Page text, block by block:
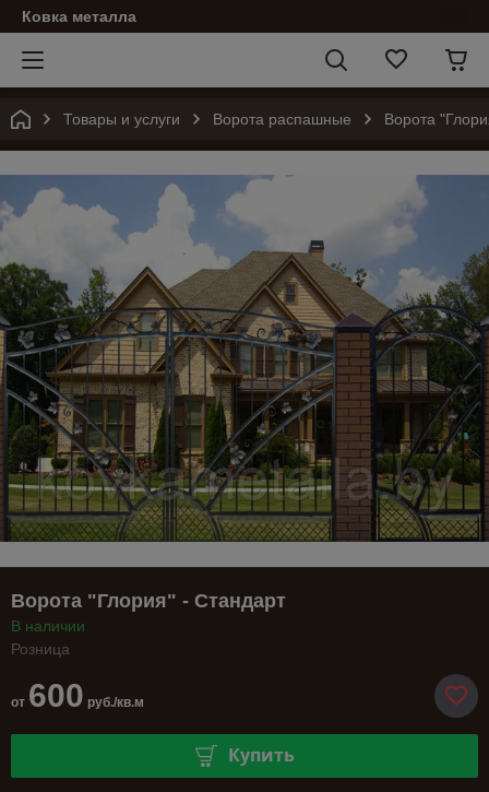
Ковка металла
Товары и услуги Ворота распашные Ворота
Ворота "Глория" - Стандарт
В наличии
Розница
от 600 руб./кв.м
Купить